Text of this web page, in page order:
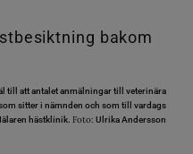
till att antalet anmälningar till veterinära
sitter i nämnden och som till vardags
hästklinik. Foto: Ulrika Andersson